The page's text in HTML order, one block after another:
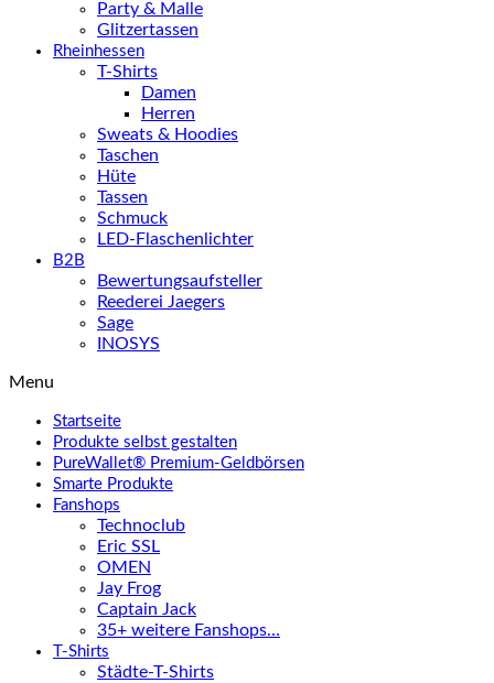
Party & Malle
Glitzertassen
Rheinhessen
T-Shirts
Damen
Herren
Sweats & Hoodies
Taschen
Hüte
Tassen
Schmuck
LED-Flaschenlichter
B2B
Bewertungsaufsteller
Reederei Jaegers
Sage
INOSYS
Menu
Startseite
Produkte selbst gestalten
PureWallet® Premium-Geldbörsen
Smarte Produkte
Fanshops
Technoclub
Eric SSL
OMEN
Jay Frog
Captain Jack
35+ weitere Fanshops…
T-Shirts
Städte-T-Shirts